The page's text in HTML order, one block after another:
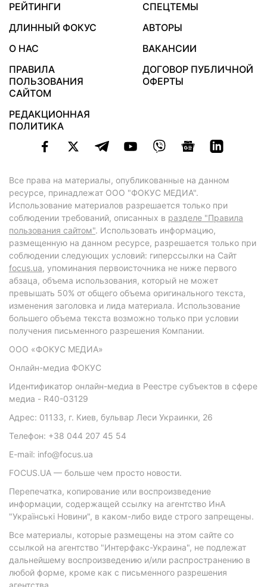
РЕЙТИНГИ
СПЕЦТЕМЫ
ДЛИННЫЙ ФОКУС
АВТОРЫ
О НАС
ВАКАНСИИ
ПРАВИЛА
ПОЛЬЗОВАНИЯ
САЙТОМ
ДОГОВОР ПУБЛИЧНОЙ
ОФЕРТЫ
РЕДАКЦИОННАЯ
ПОЛИТИКА
Все права на материалы, опубликованные на данном
ресурсе, принадлежат ООО "ФОКУС МЕДИА".
Использование материалов разрешается только при
соблюдении требований, описанных в разделе "Правила
пользования сайтом". Использовать информацию,
размещенную на данном ресурсе, разрешается только при
соблюдении следующих условий: гиперссылки на Сайт
focus.ua, упоминания первоисточника не ниже первого
абзаца, объема использования, который не может
превышать 50% от общего объема оригинального текста,
изменения заголовка и лида материала. Использование
большего объема текста возможно только при условии
получения письменного разрешения Компании.
ООО «ФОКУС МЕДИА»
Онлайн-медиа ФОКУС
Идентификатор онлайн-медиа в Реестре субъектов в сфере
медиа - R40-03129
Адрес: 01133, г. Киев, бульвар Леси Украинки, 26
Телефон: +38 044 207 45 54
E-mail: info@focus.ua
FOCUS.UA — больше чем просто новости.
Перепечатка, копирование или воспроизведение
информации, содержащей ссылку на агентство ИнА
"Українські Новини", в каком-либо виде строго запрещены.
Все материалы, которые размещены на этом сайте со
ссылкой на агентство "Интерфакс-Украина", не подлежат
дальнейшему воспроизведению и/или распространению в
любой форме, кроме как с письменного разрешения
агентства.